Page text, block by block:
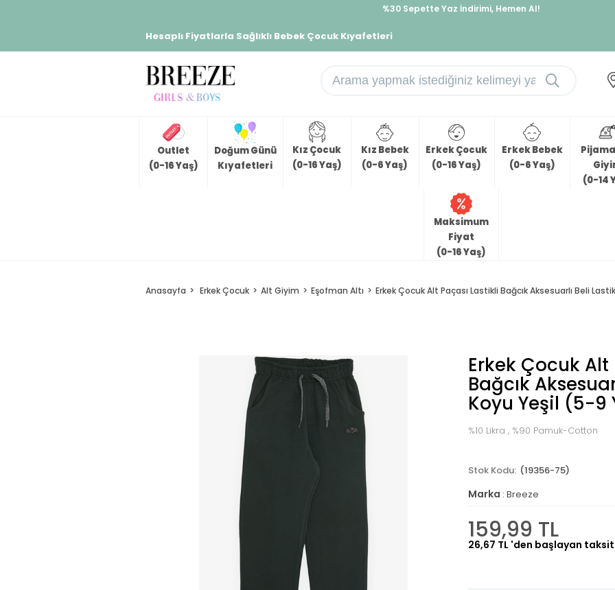
İndirimlere ek %10 İndirimi Kap, Hemen Üye Ol!
Hesaplı Fiyatlarla Sağlıklı Bebek Çocuk Kıyafetleri
Outlet
(0-16 Yaş)
Doğum Günü
Kıyafetleri
Kız Çocuk
(0-16 Yaş)
Kız Bebek
(0-6 Yaş)
Erkek Çocuk
(0-16 Yaş)
Erkek Bebek
(0-6 Yaş)
(0-14
Maksimum
Fiyat
(0-16 Yaş)
Anasayfa Erkek Çocuk Alt Giyim Eşofman Altı Erkek Çocuk Alt Paçası Lastikli Bağcık Aksesuarlı Beli
Erkek Çocuk Alt
Bağcık
Koyu Yeşil (5-9
%10 Likra , %90 Pamuk-Cotton
(19356-75)
Marka : Breeze
159,99 TL
26,67 TL 'den başlayan